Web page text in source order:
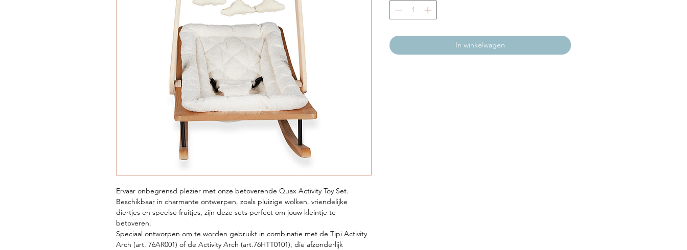
Ervaar onbegrensd plezier met onze betoverende Quax Activity Toy Set.
Beschikbaar in charmante ontwerpen, zoals pluizige wolken, vriendelijke
diertjes en speelse fruitjes, zijn deze sets perfect om jouw kleintje te
betoveren.
Speciaal ontworpen om te worden gebruikt in combinatie met de Tipi Activity
Arch (art. 76AR001) of de Activity Arch (art.76HTT0101), die afzonderlijk
In winkelwagen